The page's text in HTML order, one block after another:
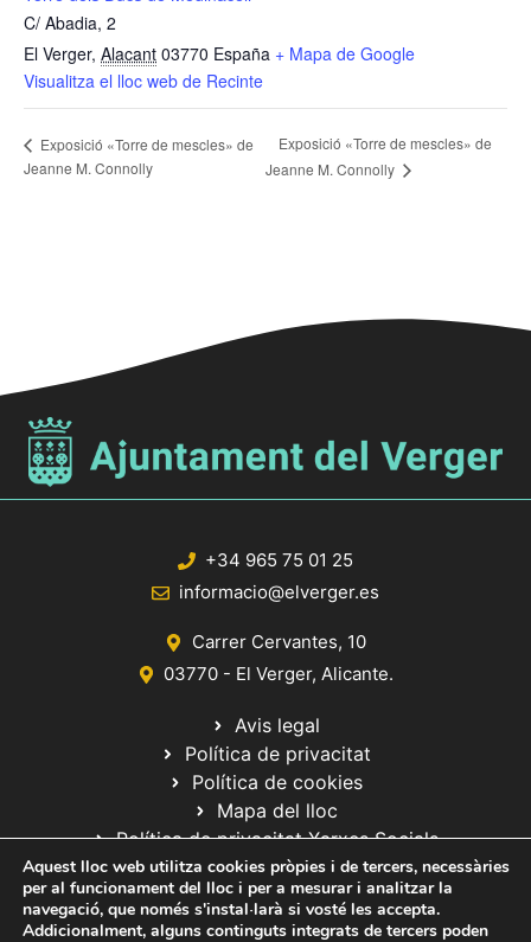
C/ Abadia, 2
El Verger, Alacant 03770 España + Mapa de Google
Visualitza el lloc web de Recinte
Exposició «Torre de mescles» de
Jeanne M. Connolly
Exposició «Torre de mescles» de
Jeanne M. Connolly
+34 965 75 01 25
informacio@elverger.es
Carrer Cervantes, 10
03770 - El Verger, Alicante.
Avis legal
Política de privacitat
Política de cookies
Mapa del lloc
Política de privacitat Xarxes Socials
Aquest lloc web utilitza cookies pròpies i de tercers, necessàries
per al funcionament del lloc i per a mesurar i analitzar la
navegació, que només s'instal·larà si vosté les accepta.
Addicionalment, alguns continguts integrats de tercers poden